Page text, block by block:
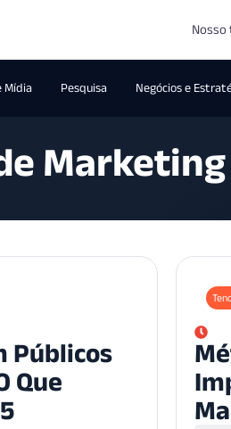
Nosso
Mídia Pesquisa Negócios e
Públicos
Que